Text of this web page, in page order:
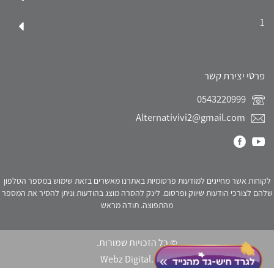
1
פרטי יצירת קשר
Alternativivi2@gmail.com
לקוחות אשר מחייגים למודעות פרסומיות באתרנו מאשרים בזאת שימוש במספר הטלפון
שלהם לצורכי הודעות שיווק ופרסום. לינק להסרה מוצג בהודעות וניתן להסיר את המספר
מהתפוצה. תודה מראש
© כל הזכויות שמורות.
Webz Digital.click